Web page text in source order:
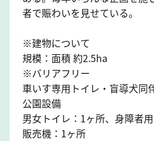
者で賑わいを見せている。
※建物について
規模：面積 約2.5ha
※バリアフリー
車いす専用トイレ・盲導犬同
公園設備
男女トイレ：1ヶ所、身障者
販売機：1ヶ所